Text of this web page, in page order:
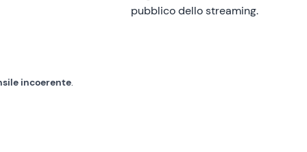
incoerente.
pubblico dello streaming.